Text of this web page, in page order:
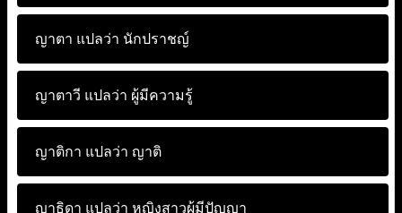
ญาตา แปลว่า นักปราชญ์
ญาตาวี แปลว่า ผู้มีความรู้
ญาติกา แปลว่า ญาติ
ญาธิดา แปลว่า หญิงสาวผู้มีปัญญา